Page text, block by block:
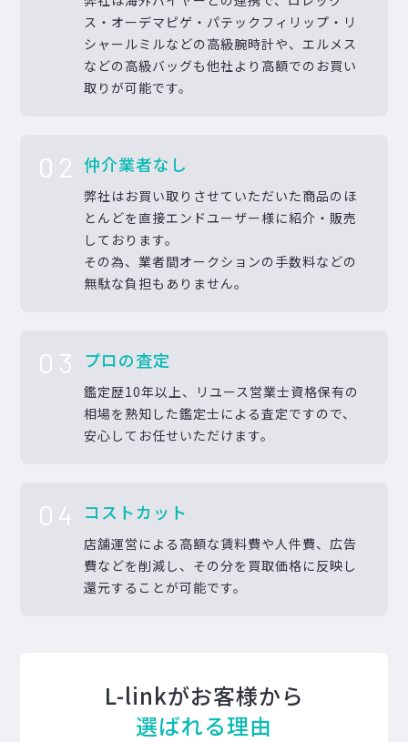
ス・オーデマピゲ・パテックフィリップ・リ
シャールミルなどの高級腕時計や、エルメス
などの高級バッグも他社より高額でのお買い
取りが可能です。
02 仲介業者なし
弊社はお買い取りさせていただいた商品のほ
とんどを直接エンドユーザー様に紹介・販売
しております。
その為、業者間オークションの手数料などの
無駄な負担もありません。
03 プロの査定
鑑定歴10年以上、リユース営業士資格保有の
相場を熟知した鑑定士による査定ですので、
安心してお任せいただけます。
04 コストカット
店舗運営による高額な賃料費や人件費、広告
費などを削減し、その分を買取価格に反映し
還元することが可能です。
L-linkがお客様から
選ばれる理由